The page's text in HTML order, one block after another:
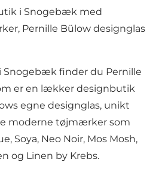
i Snogebæk med
Pernille Bülow designglas
Snogebæk finder du Pernille
er en lækker designbutik
egne designglas, unikt
moderne tøjmærker som
Soya, Neo Noir, Mos Mosh,
og Linen by Krebs.